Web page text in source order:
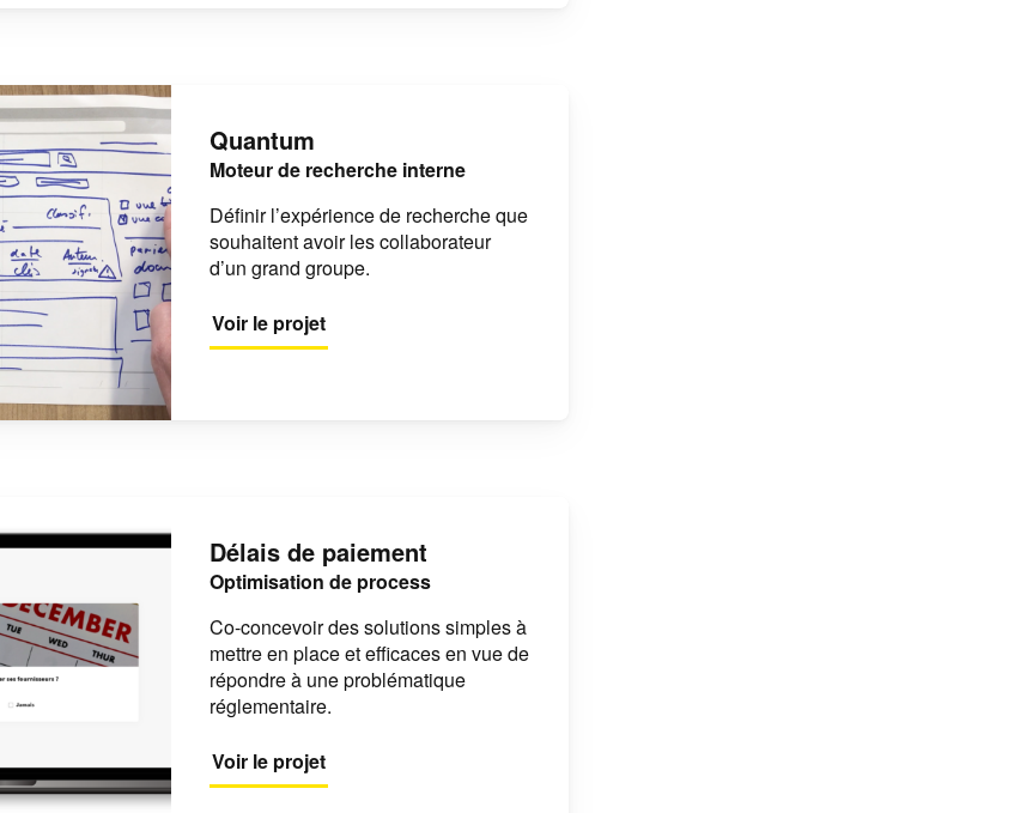
Quantum
Moteur de recherche interne
Définir l’expérience de recherche que
souhaitent avoir les collaborateur
d’un grand groupe.
Voir le projet
Délais de paiement
Optimisation de process
Co-concevoir des solutions simples à
mettre en place et efficaces en vue de
répondre à une problématique
réglementaire.
Voir le projet